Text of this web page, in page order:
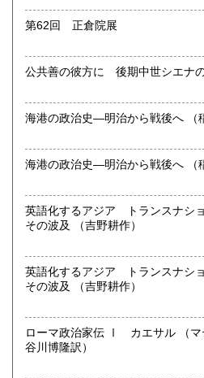
愛知県で40年以上営んでいた「ふ
てOPENしました。
絵本、児童書、郷土史、暮らしの
誌、山、文学、美術、ほか幅広い
ます。
《 本の出張買取りも行っています
大切なご蔵書やコレクション、貴
インスタグラム
https://www.instagram.com/
古書一般・ 不要な本、蔵書処分
出張買取りもいたします
第62回 正倉院展
海港
海港
英語化するアジア トランスナシ
その波及 （吉野耕作）
英語化するアジア トランスナシ
その波及 （吉野耕作）
ローマ政治家伝 Ⅰ カエサル （マティアス・ゲルツァー 長
谷川博隆訳）